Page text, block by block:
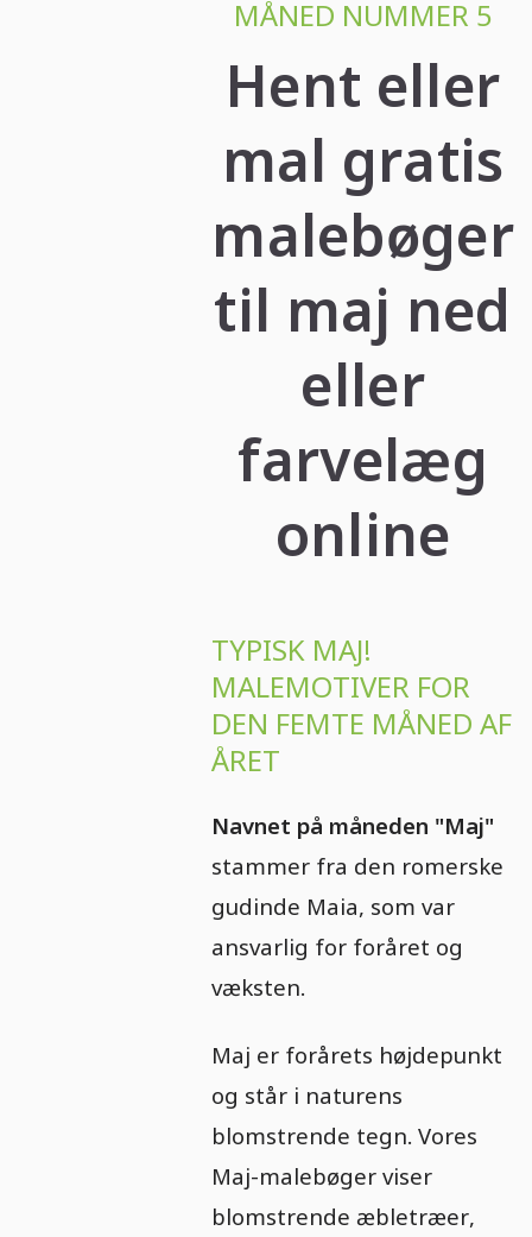
MÅNED NUMMER 5
Hent eller
mal gratis
malebøger
til maj ned
eller
farvelæg
online
TYPISK MAJ!
MALEMOTIVER FOR
DEN FEMTE MÅNED AF
ÅRET
Navnet på måneden "Maj"
stammer fra den romerske
gudinde Maia, som var
ansvarlig for foråret og
væksten.
Maj er forårets højdepunkt
og står i naturens
blomstrende tegn. Vores
Maj-malebøger viser
blomstrende æbletræer,